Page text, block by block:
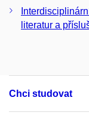
literatur a
Chci studovat